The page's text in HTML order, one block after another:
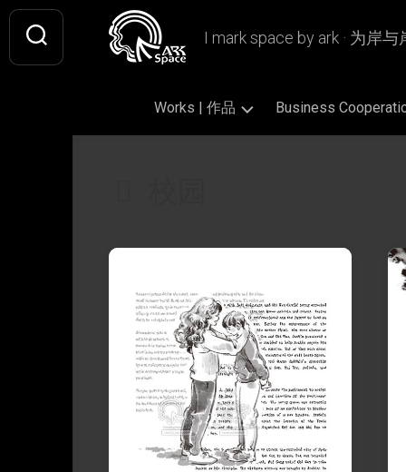
Skip
content
I mark space by ark · 为岸与
Works | 作品
插
Picture
Book
|
绘
本
Fan
Art
|
同
人
品
Ashless
Lamp
|
无
烬
灯
系
Present
Design
计
|
书
籍
设
计
VIS
设
计
Writing
|
文
字
CiQi’s
Works
|
慈
琪
作
品
About
LIAR
|
LIAR‘s
Work
|
Business